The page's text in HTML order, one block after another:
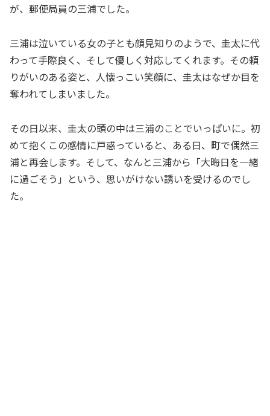
が、郵便局員の三浦でした。
三浦は泣いている女の子とも顔見知りのようで、圭太に代
わって手際良く、そして優しく対応してくれます。その頼
りがいのある姿と、人懐っこい笑顔に、圭太はなぜか目を
奪われてしまいました。
その日以来、圭太の頭の中は三浦のことでいっぱいに。初
めて抱くこの感情に戸惑っていると、ある日、町で偶然三
浦と再会します。そして、なんと三浦から「大晦日を一緒
に過ごそう」という、思いがけない誘いを受けるのでし
た。